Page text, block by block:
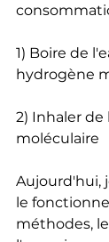
1) Boire de
hydrogène
2) Inhaler
moléculaire
Aujourd'hui,
le
méthodes,